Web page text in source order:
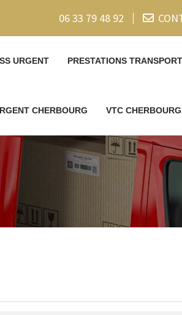
06 33 79 48 92
URGENT PRESTATIONS
CHERBOURG VTC CHERBOURG